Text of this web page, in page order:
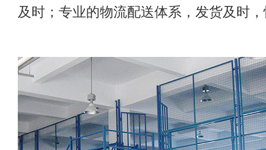
及时；专业的物流配送体系，发货及时